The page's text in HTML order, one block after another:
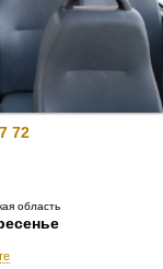
72
область